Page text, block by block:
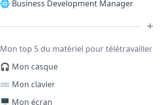
🌐 Business Development Manager
Mon top 5 du matériel pour télétravailler
🎧 Mon casque
⌨️ Mon clavier
🖥️ Mon écran